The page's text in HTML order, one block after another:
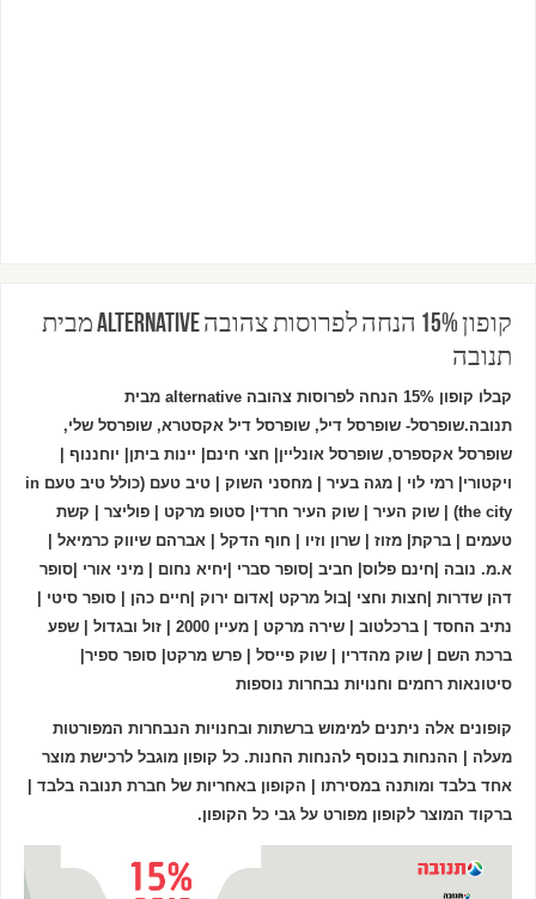
קופון 15% הנחה לפרוסות צהובה alternative מבית
תנובה
קבלו קופון 15% הנחה לפרוסות צהובה alternative מבית
תנובה.שופרסל- שופרסל דיל, שופרסל דיל אקסטרא, שופרסל שלי,
שופרסל אקספרס, שופרסל אונליין| חצי חינם| יינות ביתן| יוחננוף |
ויקטורי| רמי לוי | מגה בעיר | מחסני השוק | טיב טעם (כולל טיב טעם in
the city) | שוק העיר | שוק העיר חרדי| סטופ מרקט | פוליצר | קשת
טעמים | ברקת| מזוז | שרון וזיו | חוף הדקל | אברהם שיווק כרמיאל |
א.מ. נובה |חינם פלוס| חביב |סופר סברי |יחיא נחום | מיני אורי |סופר
דהן שדרות |חצות וחצי |בול מרקט |אדום ירוק |חיים כהן | סופר סיטי |
נתיב החסד | ברכלטוב | שירה מרקט | מעיין 2000 | זול ובגדול | שפע
ברכת השם | שוק מהדרין | שוק פייסל | פרש מרקט| סופר ספיר|
סיטונאות רחמים וחנויות נבחרות נוספות
קופונים אלה ניתנים למימוש ברשתות ובחנויות הנבחרות המפורטות
מעלה | ההנחות בנוסף להנחות החנות. כל קופון מוגבל לרכישת מוצר
אחד בלבד ומותנה במסירתו | הקופון באחריות של חברת תנובה בלבד |
ברקוד המוצר לקופון מפורט על גבי כל הקופון.